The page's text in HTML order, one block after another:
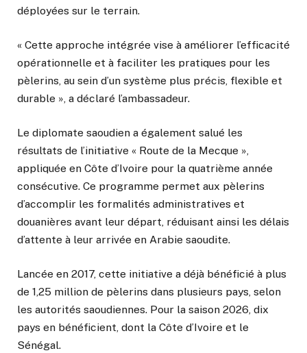
déployées sur le terrain.
« Cette approche intégrée vise à améliorer l’efficacité
opérationnelle et à faciliter les pratiques pour les
pèlerins, au sein d’un système plus précis, flexible et
durable », a déclaré l’ambassadeur.
Le diplomate saoudien a également salué les
résultats de l’initiative « Route de la Mecque »,
appliquée en Côte d’Ivoire pour la quatrième année
consécutive. Ce programme permet aux pèlerins
d’accomplir les formalités administratives et
douanières avant leur départ, réduisant ainsi les délais
d’attente à leur arrivée en Arabie saoudite.
Lancée en 2017, cette initiative a déjà bénéficié à plus
de 1,25 million de pèlerins dans plusieurs pays, selon
les autorités saoudiennes. Pour la saison 2026, dix
pays en bénéficient, dont la Côte d’Ivoire et le
Sénégal.